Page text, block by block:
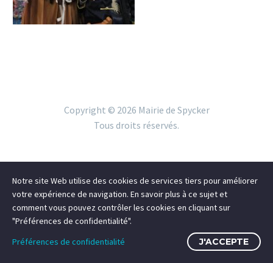
Copyright © 2026 Mairie de Spycker
Tous droits réservés.
Notre site Web utilise des cookies de services tiers pour améliorer
votre expérience de navigation. En savoir plus à ce sujet et
comment vous pouvez contrôler les cookies en cliquant sur
"Préférences de confidentialité".
Préférences de confidentialité
J'ACCEPTE